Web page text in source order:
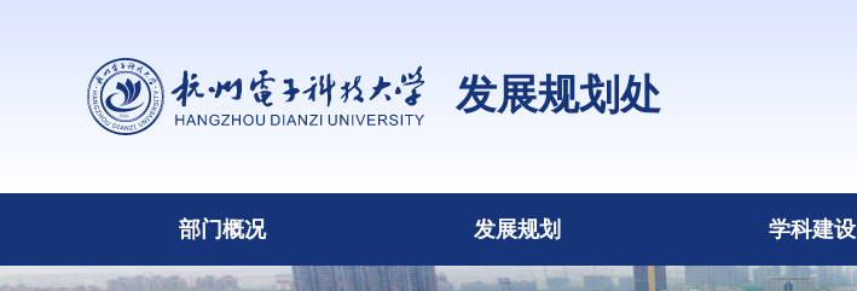
发展规划处
部门概况 发展规划 学科建设